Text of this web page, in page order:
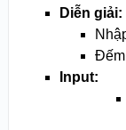
Diễn giải:
Đếm
Input: